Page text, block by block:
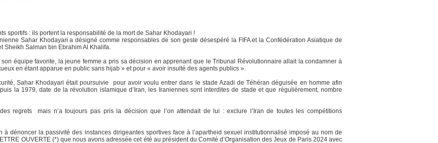
sportifs : ils portent la responsabilité de la mort de Sahar Khodayari !
Sahar Khodayari a désigné comme responsables de son geste désespéré la FIFA et la Confédération Asiatique de
Sheikh Salman bin Ebrahim Al Khalifa.
équipe favorite, la jeune femme a pris sa décision en apprenant que le Tribunal Révolutionnaire allait la condamner à
en étant apparue en public sans hijab » et pour « avoir insulté des agents publics ».
Sahar Khodayari était poursuivie pour avoir voulu entrer dans le stade Azadi de Téhéran déguisée en homme afin
la 1979, date de la révolution islamique d’Iran, les Iraniennes sont interdites de stade et que régulièrement, nombre
regrets mais n’a toujours pas pris la décision que l’on attendait de lui : exclure l’Iran de toutes les compétitions
à dénoncer la passivité des instances dirigeantes sportives face à l’apartheid sexuel institutionnalisé imposé au nom de
OUVERTE (*) que nous avons adressée cet été au président du Comité d’Organisation des Jeux de Paris 2024 avec